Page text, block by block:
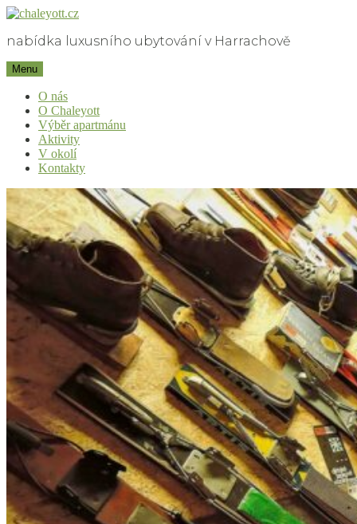
Skip
content
nabídka luxusního ubytování v Harrachově
Menu
O nás
O Chaleyott
Výběr apartmánu
Aktivity
V okolí
Kontakty